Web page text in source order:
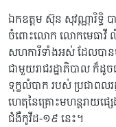
ឯកឧត្តម ស៊ុន សុវណ្ណារិទ្
ចំពោះលោក លោកមេធាវី
សហការីទាំងអស់ ដែលបាន
ជាមួយរាជរដ្ឋាភិបាល ក៏ដូច
ទុក្ខលំបាក របស់ ប្រជាពលរ
ហេតុនៃគ្រោះមហន្តរាយផ្
ជំងឺកូវីដ-១៩ នេះ។